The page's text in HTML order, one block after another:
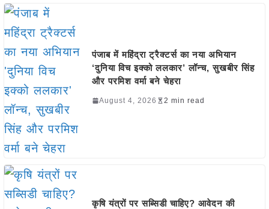
पंजाब में महिंद्रा ट्रैक्टर्स का नया अभियान
‘दुनिया विच इक्को ललकार’ लॉन्च, सुखबीर सिंह
और परमिश वर्मा बने चेहरा
August 4, 2026 2 min read
कृषि यंत्रों पर सब्सिडी चाहिए? आवेदन की